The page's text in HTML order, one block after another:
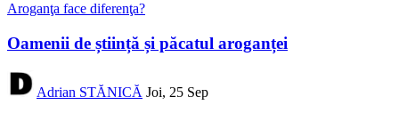
Aroganţa face diferenţa?
Oamenii de știință și păcatul aroganței
Adrian STĂNICĂ Joi, 25 Sep